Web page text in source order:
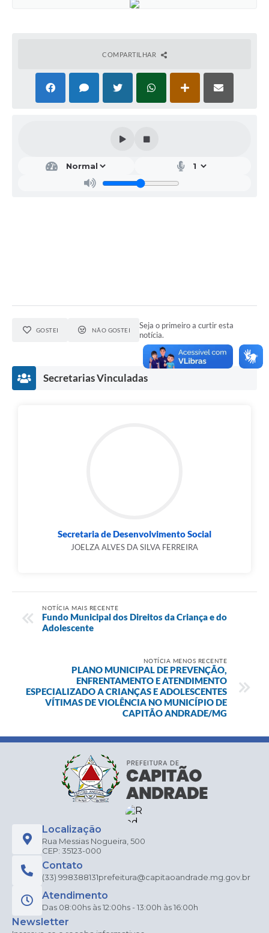
COMPARTILHAR
GOSTEI NÃO GOSTEI
Seja o primeiro a curtir esta
notícia.
Secretarias Vinculadas
Secretaria de Desenvolvimento Social
JOELZA ALVES DA SILVA FERREIRA
NOTÍCIA MAIS RECENTE
Fundo Municipal dos Direitos da Criança e do
Adolescente
NOTÍCIA MENOS RECENTE
PLANO MUNICIPAL DE PREVENÇÃO,
ENFRENTAMENTO E ATENDIMENTO
ESPECIALIZADO A CRIANÇAS E ADOLESCENTES
VÍTIMAS DE VIOLÊNCIA NO MUNICÍPIO DE
CAPITÃO ANDRADE/MG
Localização
Rua Messias Nogueira, 500
CEP: 35123-000
Contato
(33) 998388131prefeitura@capitaoandrade.mg.gov.br
Atendimento
Das 08:00hs às 12:00hs - 13:00h às 16:00h
Newsletter